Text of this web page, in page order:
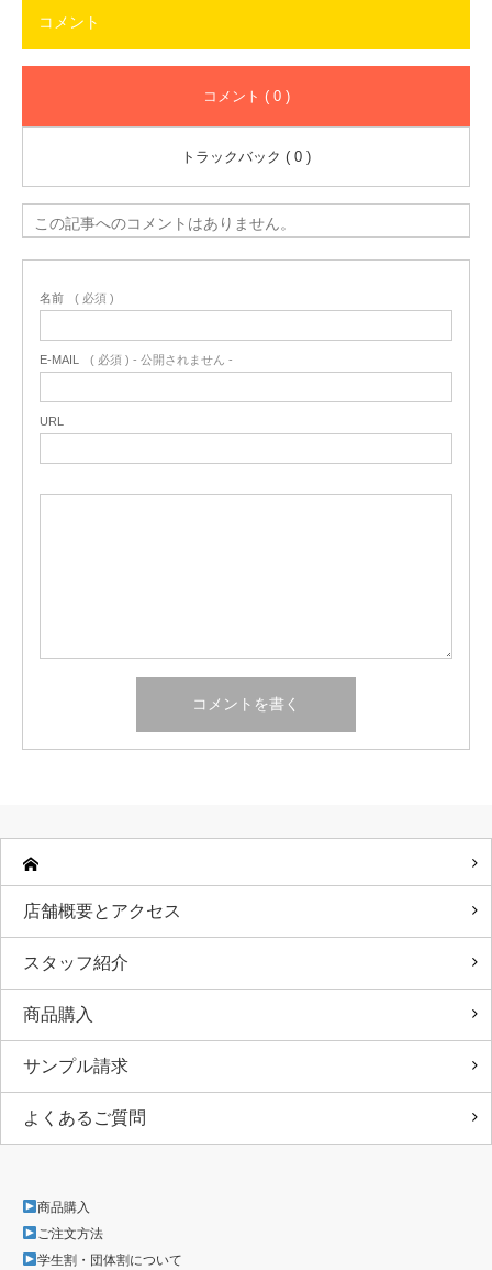
コメント
コメント ( 0 )
トラックバック ( 0 )
この記事へのコメントはありません。
名前 ( 必須 )
E-MAIL ( 必須 ) - 公開されません -
URL
店舗概要とアクセス
スタッフ紹介
商品購入
サンプル請求
よくあるご質問
商品購入
ご注文方法
学生割・団体割について